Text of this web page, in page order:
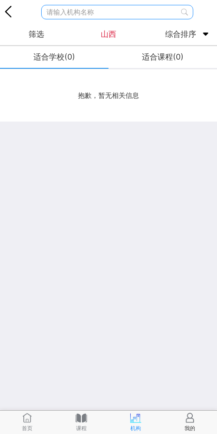
请输入机构名称
筛选 山西 综合排序
适合学校(0) 适合课程(0)
抱歉，暂无相关信息
首页 课程 机构 我的